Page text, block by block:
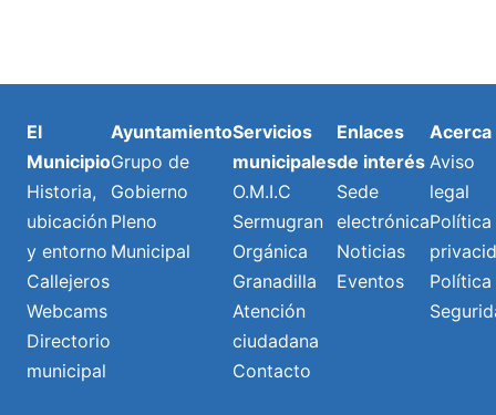
e
dl
y
Li
n
k
A
p
p
b
o
o
k
ar
tir
El
Municipio
Historia,
ubicación
y entorno
Callejeros
Webcams
Directorio
municipal
Ayuntamiento
Grupo de
Gobierno
Pleno
Municipal
Servicios
municipales
O.M.I.C
Sermugran
Orgánica
Granadilla
Atención
ciudadana
Contacto
Enlaces
de interés
Sede
electrónica
Noticias
Eventos
Acerca
Aviso
legal
Política
Política